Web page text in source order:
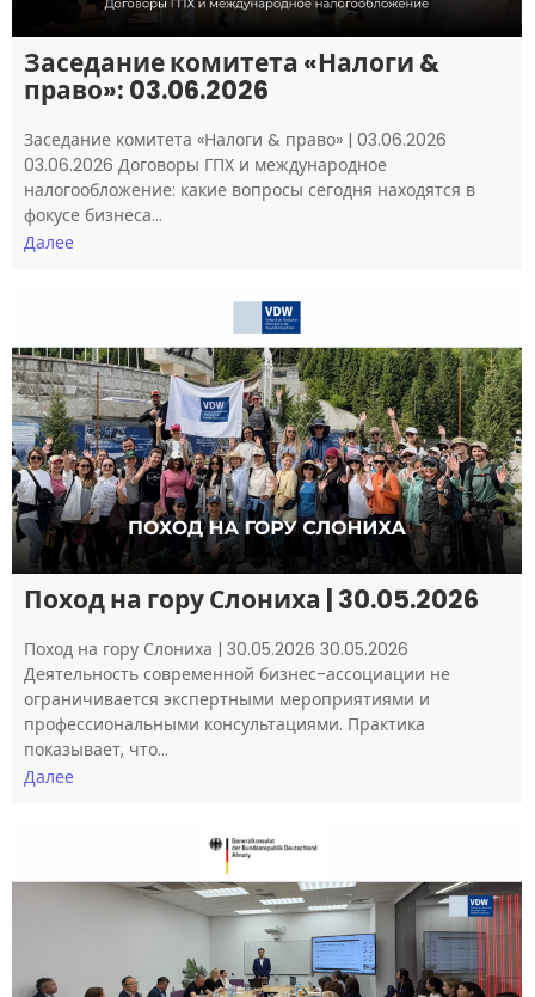
Заседание комитета «Налоги &
право»: 03.06.2026
Заседание комитета «Налоги & право» | 03.06.2026
03.06.2026 Договоры ГПХ и международное
налогообложение: какие вопросы сегодня находятся в
фокусе бизнеса…
Далее
Поход на гору Слониха | 30.05.2026
Поход на гору Слониха | 30.05.2026 30.05.2026
Деятельность современной бизнес-ассоциации не
ограничивается экспертными мероприятиями и
профессиональными консультациями. Практика
показывает, что…
Далее